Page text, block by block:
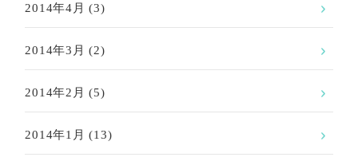
2014年4月 (3)
2014年3月 (2)
2014年2月 (5)
2014年1月 (13)